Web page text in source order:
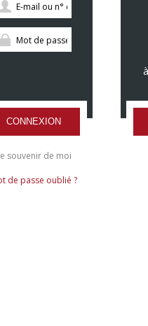
CONNEXION
souvenir de moi
de passe oublié ?